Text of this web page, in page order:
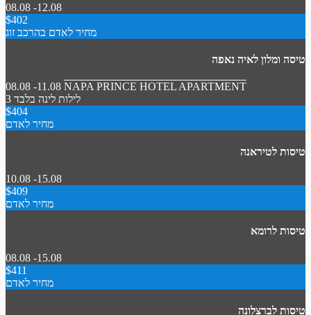
08.08 -12.08
$402
מחיר לאדם בהרכב זוג
טיסה ומלון לאיה נאפה
08.08 -11.08 NAPA PRINCE HOTEL APARTMENT
3 לילות לינה בלבד
$404
מחיר לאדם
טיסות לטיראנה
10.08 -15.08
$409
מחיר לאדם
טיסות לרומא
08.08 -15.08
$411
מחיר לאדם
טיסות לברצלונה